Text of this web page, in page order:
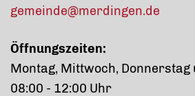
gemeinde@merdingen.de
Öffnungszeiten:
Montag, Mittwoch, Donnerstag
08:00 - 12:00 Uhr